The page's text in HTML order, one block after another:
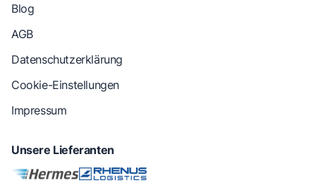
Blog
AGB
Datenschutzerklärung
Cookie-Einstellungen
Impressum
Unsere Lieferanten